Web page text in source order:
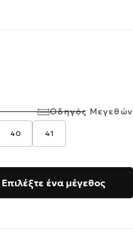
Οδηγός Μεγεθών
40 41
Επιλέξτε ένα μέγεθος